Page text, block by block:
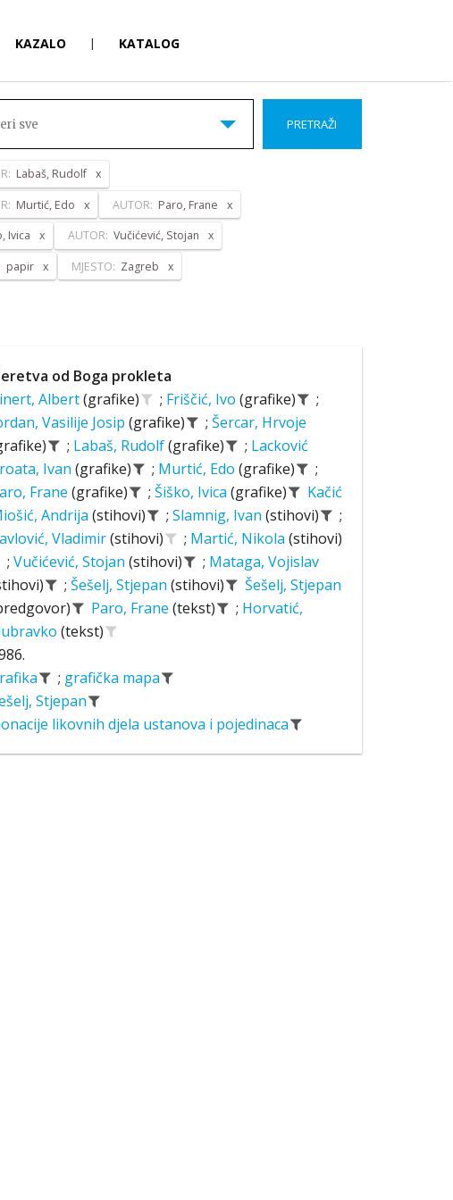
KAZALO | KATALOG
sve PRETRAŽI
Labaš, Rudolf
Murtić, Edo AUTOR: Paro, Frane
Ivica AUTOR: Vučićević, Stojan
papir MJESTO: Zagreb
od Boga prokleta
Albert(grafike) ; Friščić, Ivo (grafike)
;
Vasilije Josip (grafike) ; Šercar, Hrvoje
; Labaš, Rudolf(grafike) ; Lacković
Ivan (grafike) ; Murtić, Edo (grafike)
;
Frane (grafike) ; Šiško, Ivica (grafike)
Kačić
Andrija (stihovi) ; Slamnig, Ivan (stihovi)
;
Vladimir(stihovi) ; Martić, Nikola (stihovi)
; Vučićević, Stojan (stihovi) ; Mataga, Vojislav
; Šešelj, Stjepan (stihovi)
Šešelj, Stjepan
Paro, Frane (tekst) ; Horvatić,
(tekst)
; grafička mapa
Stjepan
likovnih djela ustanova i pojedinaca